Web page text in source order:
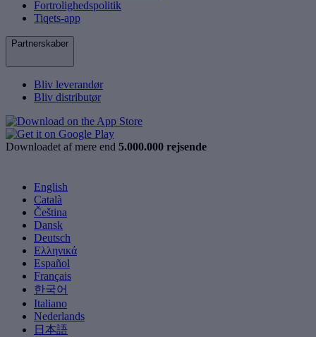
Fortrolighedspolitik
Tiqets-app
Partnerskaber
Bliv leverandør
Bliv distributør
Downloadet af mere end 5.000.000 rejsende
English
Català
Čeština
Dansk
Deutsch
Ελληνικά
Español
Français
한국어
Italiano
Nederlands
日本語